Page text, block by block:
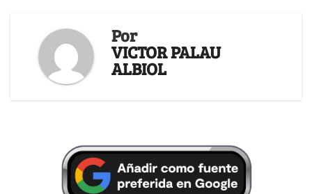
Por
VICTOR PALAU
ALBIOL